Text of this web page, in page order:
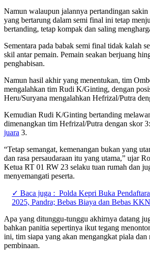
Namun walaupun jalannya pertandingan sakin
yang bertarung dalam semi final ini tetap
bertanding, tetap kompak dan saling
Sementara pada babak semi final tidak kalah
skil antar pemain. Pemain seakan berjuang
penghabisan.
Namun hasil akhir yang menentukan, tim
mengalahkan tim Rudi K/Ginting, dengan
Heru/Suryana mengalahkan Hefrizal/Putra
Kemudian Rudi K/Ginting bertanding
dimenangkan tim Hefrizal/Putra dengan skor
juara 3.
“Tetap semangat, kemenangan bukan yang
dan rasa persaudaraan itu yang utama,” ujar
Ketua RT 01 RW 23 selaku tuan rumah dan
menyemangati peserta.
✓ Baca juga : Polda Kepri Buka
2025, Pandra; Bebas Biaya dan Bebas KKN
Apa yang ditunggu-tunggu akhirnya datang
bahkan panitia sepertinya ikut tegang
ini, tim siapa yang akan mengangkat piala dan
pembinaan.